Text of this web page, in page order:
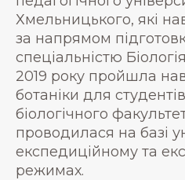
Хмельницького, які
за напрямом
спеціальністю
2019 року пройшла
ботаніки для
біологічного
проводилася на базі
експедиційному та
режимах.